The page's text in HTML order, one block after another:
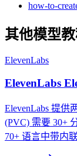
how-to-
其他模型
ElevenLabs
ElevenLabs
ElevenLabs 提
(PVC) 需要 30+
70+ 语言中带内